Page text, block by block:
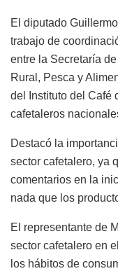
El diputado
trabajo de
entre la Secretaría
Rural, Pesca y
del Instituto del Café
cafetaleros
Destacó la
sector cafetalero, ya
comentarios en la
nada que los
El representante de
sector cafetalero en
los hábitos de